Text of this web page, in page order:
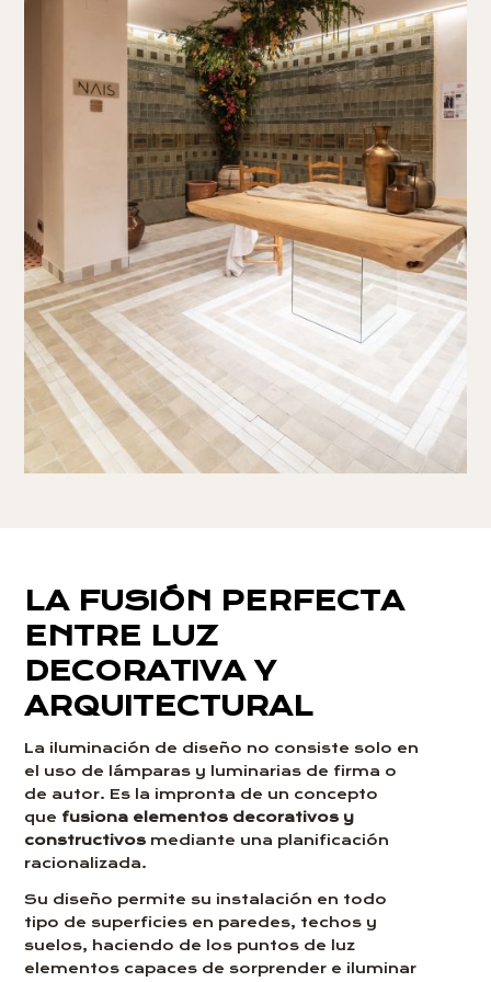
LA FUSIÓN PERFECTA
ENTRE LUZ
DECORATIVA Y
ARQUITECTURAL
La iluminación de diseño no consiste solo en
el uso de lámparas y luminarias de firma o
de autor. Es la impronta de un concepto
que fusiona elementos decorativos y
constructivos mediante una planificación
racionalizada.
Su diseño permite su instalación en todo
tipo de superficies en paredes, techos y
suelos, haciendo de los puntos de luz
elementos capaces de sorprender e iluminar